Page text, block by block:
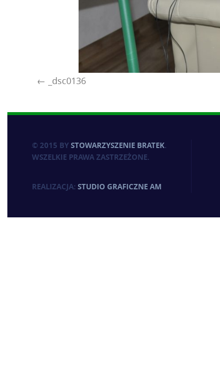
_dsc0136
© 2015 BYSTOWARZYSZENIE BRATEK.
WSZELKIE PRAWA ZASTRZEŻONE.
REALIZACJA: STUDIO GRAFICZNE AM